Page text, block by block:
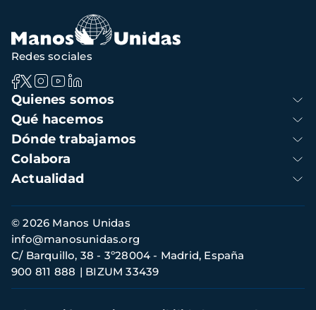
Navegación
principal
Quienes somos
Qué hacemos
Dónde trabajamos
Colabora
Actualidad
Redes sociales
Información
de
contacto
© 2026 Manos Unidas
C/ Barquillo, 38 - 3º28004 - Madrid, España
900 811 888
BIZUM 33439
info@manosunidas.org